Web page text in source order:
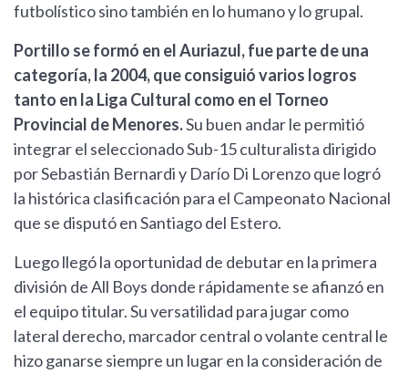
futbolístico sino también en lo humano y lo grupal.
Portillo se formó en el Auriazul, fue parte de una
categoría, la 2004, que consiguió varios logros
tanto en la Liga Cultural como en el Torneo
Provincial de Menores.Su buen andar le permitió
integrar el seleccionado Sub-15 culturalista dirigido
por Sebastián Bernardi y Darío Di Lorenzo que logró
la histórica clasificación para el Campeonato Nacional
que se disputó en Santiago del Estero.
Luego llegó la oportunidad de debutar en la primera
división de All Boys donde rápidamente se afianzó en
el equipo titular. Su versatilidad para jugar como
lateral derecho, marcador central o volante central le
hizo ganarse siempre un lugar en la consideración de